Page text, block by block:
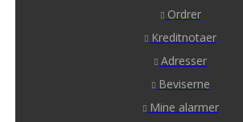
Ordrer
Kreditnotaer
Adresser
Beviserne
Mine alarmer